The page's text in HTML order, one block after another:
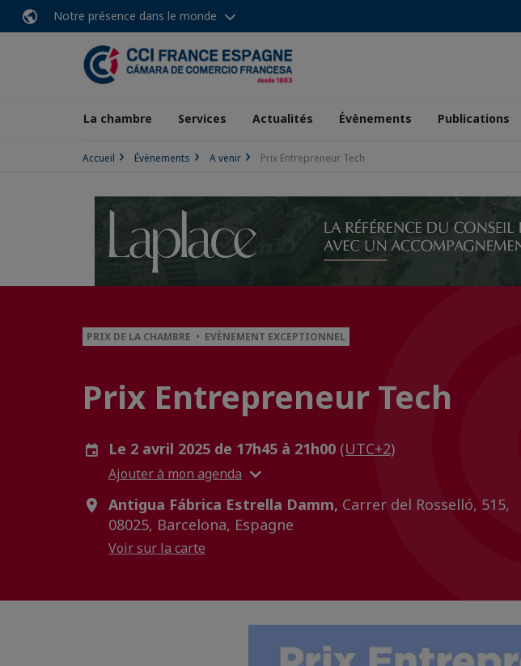
Notre présence dans le monde
La chambre Services Actualités Évènements Publications
Accueil Évènements A venir Prix Entrepreneur Tech
PRIX DE LA CHAMBRE • EVÈNEMENT EXCEPTIONNEL
Prix Entrepreneur Tech
Le 2 avril 2025 de 17h45 à 21h00 (UTC+2)
Ajouter à mon agenda
Antigua Fábrica Estrella Damm, Carrer del Rosselló, 515,
08025, Barcelona, Espagne
Voir sur la carte